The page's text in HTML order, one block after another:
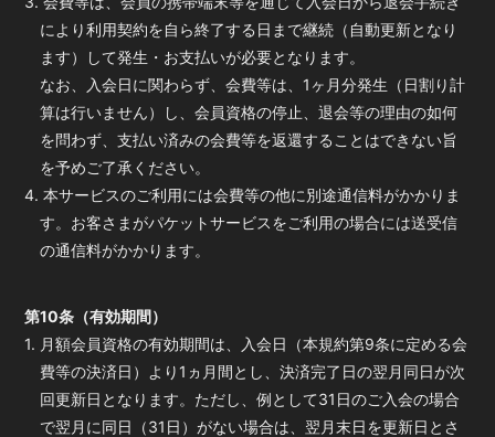
により利用契約を自ら終了する日まで継続（自動更新となり
ます）して発生・お支払いが必要となります。
なお、入会日に関わらず、会費等は、1ヶ月分発生（日割り計
算は行いません）し、会員資格の停止、退会等の理由の如何
を問わず、支払い済みの会費等を返還することはできない旨
を予めご了承ください。
4. 本サービスのご利用には会費等の他に別途通信料がかかりま
す。お客さまがパケットサービスをご利用の場合には送受信
の通信料がかかります。
第10条（有効期間）
1. 月額会員資格の有効期間は、入会日（本規約第9条に定める会
費等の決済日）より1ヵ月間とし、決済完了日の翌月同日が次
回更新日となります。ただし、例として31日のご入会の場合
で翌月に同日（31日）がない場合は、翌月末日を更新日とさ